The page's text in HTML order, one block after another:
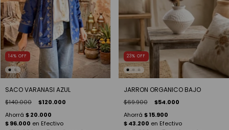
14% OFF
SACO VARANASI AZUL
$140.000 $120.000
23% OFF
JARRON ORGANICO BAJO
$69.900 $54.000